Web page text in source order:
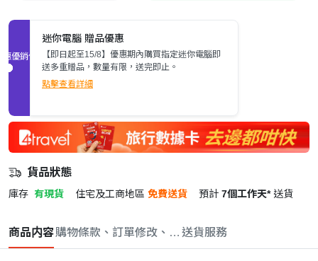
促銷優惠
迷你電腦 贈品優惠
【即日起至15/8】優惠期內購買指定迷你電腦即
送多重贈品，數量有限，送完即止。
點擊查看詳細
貨品狀態
庫存 有現貨 住宅及工商地區 免費送貨 預計 7個工作天* 送貨
商品内容購物條款、訂單修改、取消與退款政策
送貨服務